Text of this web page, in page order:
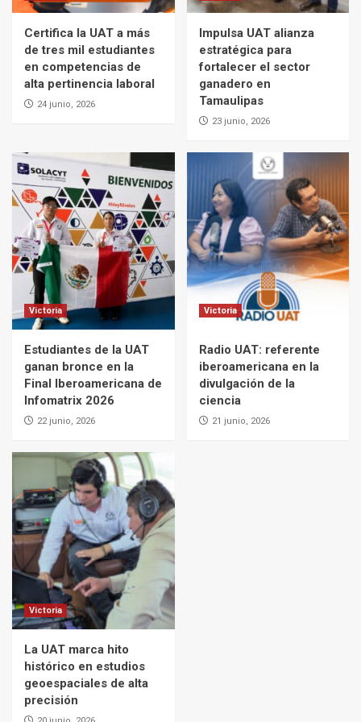
Certifica la UAT a más
de tres mil estudiantes
en competencias de
alta pertinencia laboral
24 junio, 2026
Impulsa UAT alianza
estratégica para
fortalecer el sector
ganadero en
Tamaulipas
23 junio, 2026
Victoria
Estudiantes de la UAT
ganan bronce en la
Final Iberoamericana de
Infomatrix 2026
22 junio, 2026
Victoria
Radio UAT: referente
iberoamericana en la
divulgación de la
ciencia
21 junio, 2026
Victoria
La UAT marca hito
histórico en estudios
geoespaciales de alta
precisión